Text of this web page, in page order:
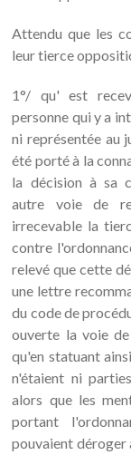
Attendu que les
leur tierce
1°/ qu' est
personne qui y a
ni représentée au
été porté à la
la décision à sa
autre voie de
irrecevable la
contre
relevé que cette
une lettre
du code de
ouverte la voie
qu'en statuant
n'étaient ni
alors que les
portant
pouvaient déroger